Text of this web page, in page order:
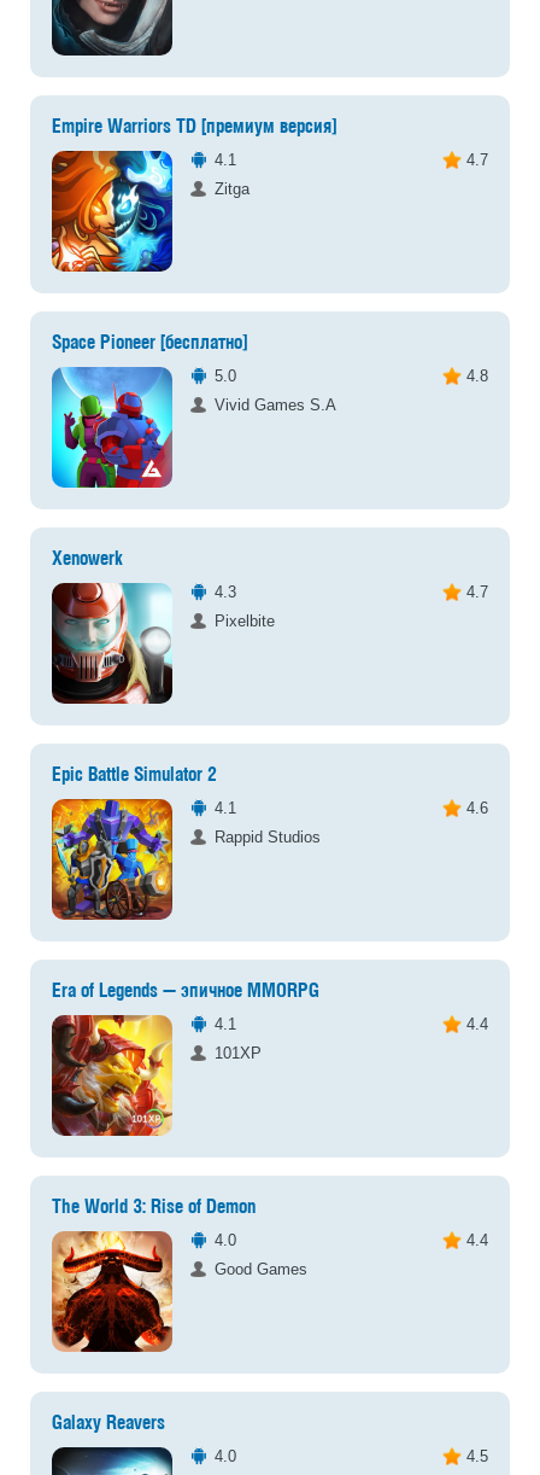
Empire Warriors TD [премиум версия]
4.1
4.7
Zitga
Space Pioneer [бесплатно]
5.0
4.8
Vivid Games S.A
Xenowerk
4.3
4.7
Pixelbite
Epic Battle Simulator 2
4.1
4.6
Rappid Studios
Era of Legends — эпичное MMORPG
4.1
4.4
101XP
The World 3: Rise of Demon
4.0
4.4
Good Games
Galaxy Reavers
4.0
4.5